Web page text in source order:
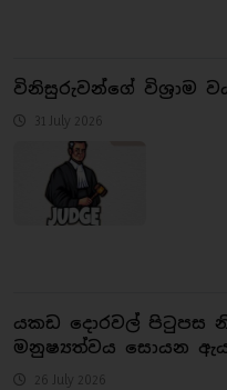
​විනිසුරුවන්ගේ විශ්‍රාම
31 July 2026
යකඩ දොරවල් පිටුපස
මනුෂ්‍යත්වය සොයන
26 July 2026